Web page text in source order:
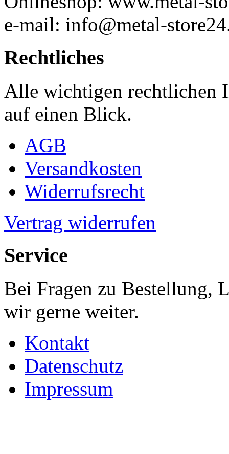
e-mail: info@metal-
Rechtliches
Alle wichtigen rechtlichen
auf einen Blick.
AGB
Versandkosten
Widerrufsrecht
Vertrag widerrufen
Service
Bei Fragen zu Bestellung,
wir gerne weiter.
Kontakt
Datenschutz
Impressum